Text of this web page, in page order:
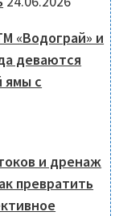
«Водограй» и
деваются
ямы с
и дренаж
превратить